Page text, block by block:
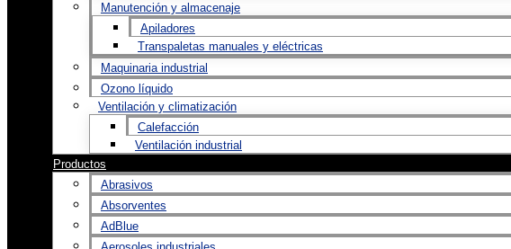
Manutención y almacenaje
Apiladores
Transpaletas manuales y eléctricas
Maquinaria industrial
Ozono líquido
Ventilación y climatización
Calefacción
Ventilación industrial
Productos
Abrasivos
Absorventes
AdBlue